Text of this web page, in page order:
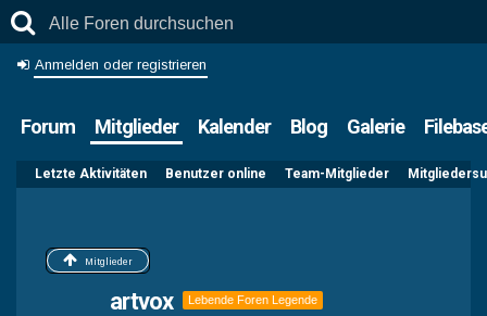
Anmelden oder registrieren
Forum Mitglieder Kalender Blog Galerie
Letzte Aktivitäten Benutzer online Team-Mitglieder
Mitglieder
artvox
Lebende Foren Legende